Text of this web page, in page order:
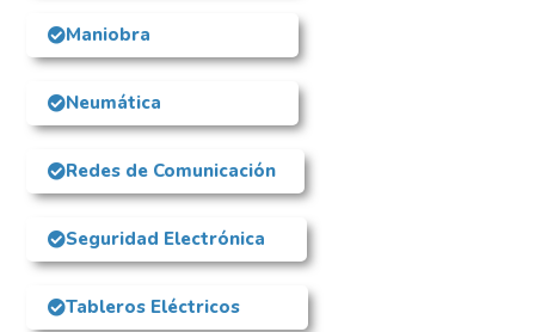
Maniobra
Neumática
Redes de Comunicación
Seguridad Electrónica
Tableros Eléctricos